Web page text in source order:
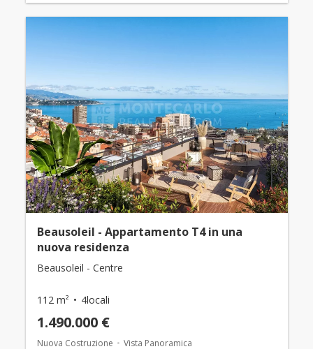
Beausoleil - Appartamento T4 in una
nuova residenza
Beausoleil - Centre
112 m² 4locali
1.490.000 €
Nuova Costruzione Vista Panoramica